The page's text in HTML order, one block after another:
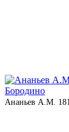
Ананьев А.М.